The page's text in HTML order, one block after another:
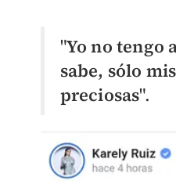
"Yo no tengo
sabe, sólo
preciosas".